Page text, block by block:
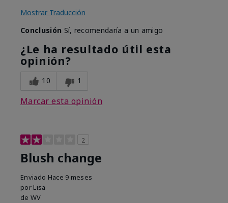
Mostrar Traducción
Conclusión Sí, recomendaría a un amigo
¿Le ha resultado útil esta
opinión?
10 1
Marcar esta opinión
2
Blush change
Enviado Hace 9 meses
por Lisa
de WV